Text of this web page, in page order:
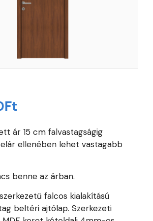
Ft
ár 15 cm falvastagságig
ellenében lehet vastagabb
benne az árban.
falcos kialakítású
beltéri ajtólap. Szerkezeti